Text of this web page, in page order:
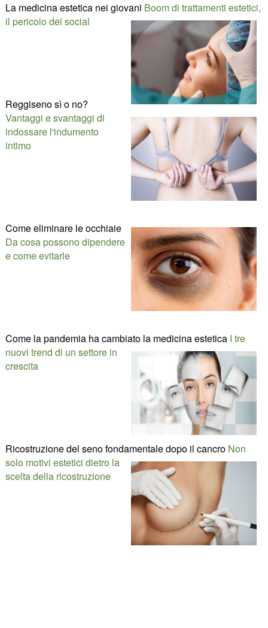
La medicina estetica nei giovani Boom di trattamenti estetici,
il pericolo dei social
Reggiseno sì o no?
Vantaggi e svantaggi di
indossare l'indumento
intimo
Come eliminare le occhiaie
Da cosa possono dipendere
e come evitarle
Come la pandemia ha cambiato la medicina estetica I tre
nuovi trend di un settore in
crescita
Ricostruzione del seno fondamentale dopo il cancro Non
solo motivi estetici dietro la
scelta della ricostruzione